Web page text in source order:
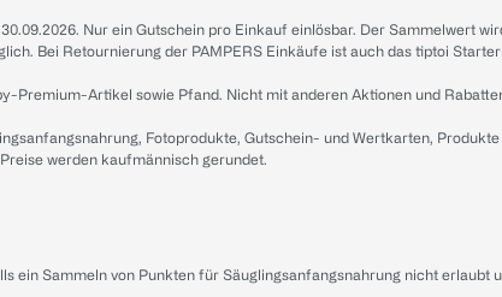
Nur ein Gutschein pro Einkauf einlösbar. Der Sammelwert
Bei Retournierung der PAMPERS Einkäufe ist auch das tiptoi
Premium-Artikel sowie Pfand. Nicht mit anderen Aktionen und
Fotoprodukte, Gutschein- und Wertkarten,
werden kaufmännisch gerundet.
ein Sammeln von Punkten für Säuglingsanfangsnahrung nicht erlaubt